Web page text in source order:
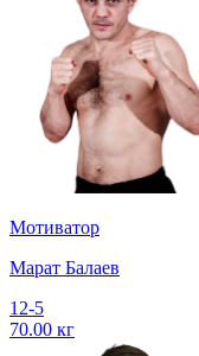
Мотиватор
Марат Балаев
12-5
70.00 кг